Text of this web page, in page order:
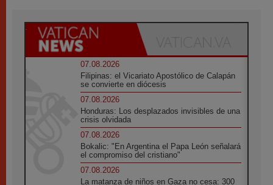
07.08.2026
Filipinas: el Vicariato Apostólico de Calapán
se convierte en diócesis
07.08.2026
Honduras: Los desplazados invisibles de una
crisis olvidada
07.08.2026
Bokalic: "En Argentina el Papa León señalará
el compromiso del cristiano"
07.08.2026
La matanza de niños en Gaza no cesa: 300